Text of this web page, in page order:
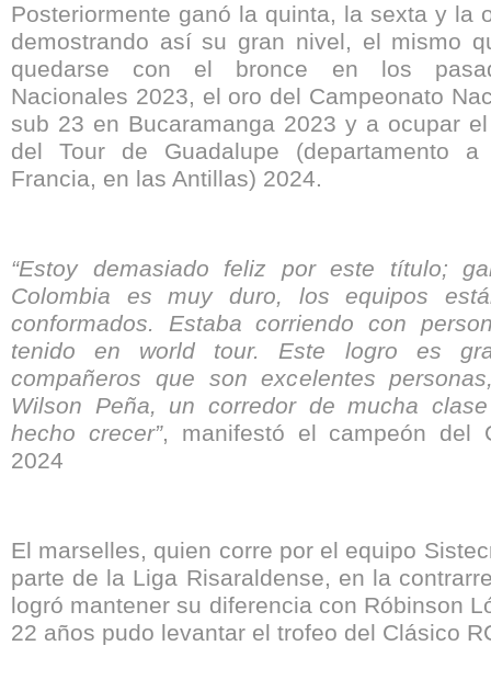
Posteriormente ganó la quinta, la sexta y la
demostrando así su gran nivel, el mismo
quedarse con el bronce en los
Nacionales 2023, el oro del Campeonato
sub 23 en Bucaramanga 2023 y a ocupar
del Tour de Guadalupe (departamento
Francia, en las Antillas) 2024.
“Estoy demasiado feliz por este título;
Colombia es muy duro, los equipos
conformados. Estaba corriendo con
tenido en world tour. Este logro es
compañeros que son excelentes
Wilson Peña, un corredor de mucha
hecho crecer”, manifestó el campeón del
2024
El marselles, quien corre por el equipo
parte de la Liga Risaraldense, en la
logró mantener su diferencia con Róbinson
22 años pudo levantar el trofeo del Clásico